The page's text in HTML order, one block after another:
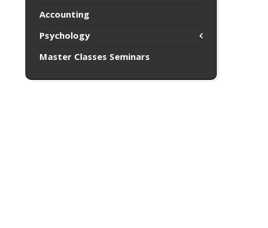
Accounting
Psychology
Master Classes Seminars